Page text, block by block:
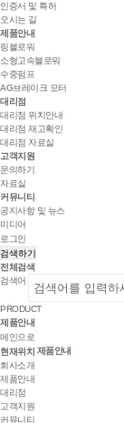
인증서 및 특허
오시는 길
제품안내
링블로워
소형고속블로워
수중펌프
AG브레이크 모터
대리점
대리점 위치안내
대리점 재고확인
대리점 자료실
고객지원
문의하기
자료실
커뮤니티
공지사항 및 뉴스
미디어
로그인
검색하기
전체검색
검색어
PRODUCT
제품안내
메인으로
현재위치 제품안내
회사소개
제품안내
대리점
고객지원
커뮤니티